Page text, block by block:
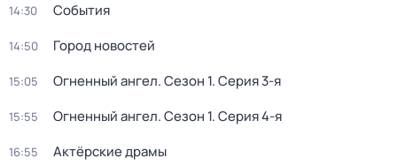
14:30 События
14:50 Город новостей
15:05 Огненный ангел. Сезон 1. Серия 3-я
15:55 Огненный ангел. Сезон 1. Серия 4-я
16:55 Актёрские драмы